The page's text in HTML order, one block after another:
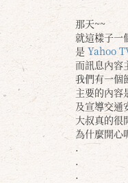
那天~~
就這樣子一
是 Yahoo
而訊息內容
我們有一個
主要的內容
及宣導交通
大叔真的很
為什麼開心
.
.
.